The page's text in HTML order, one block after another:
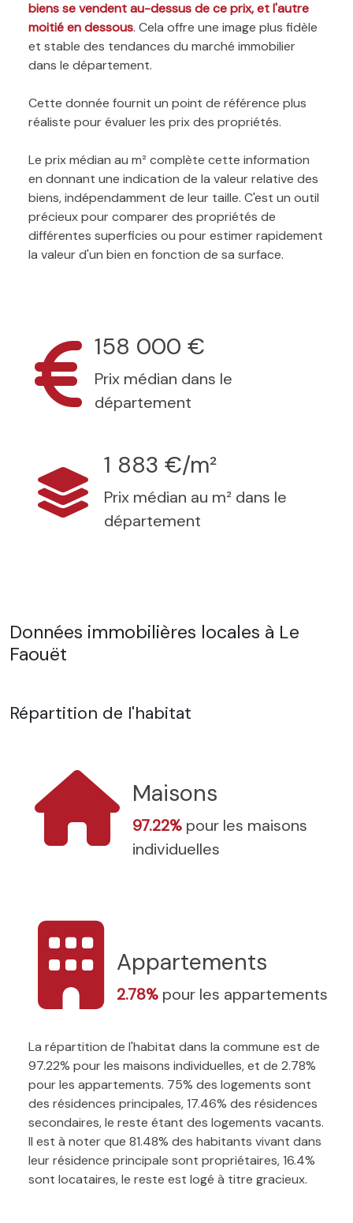
biens se vendent au-dessus de ce prix, et l'autre
moitié en dessous. Cela offre une image plus fidèle
et stable des tendances du marché immobilier
dans le département.
Cette donnée fournit un point de référence plus
réaliste pour évaluer les prix des propriétés.
Le prix médian au m² complète cette information
en donnant une indication de la valeur relative des
biens, indépendamment de leur taille. C'est un outil
précieux pour comparer des propriétés de
différentes superficies ou pour estimer rapidement
la valeur d'un bien en fonction de sa surface.
158 000 €
Prix médian dans le
département
1 883 €/m²
Prix médian au m² dans le
département
Données immobilières locales à Le
Faouët
Répartition de l'habitat
Maisons
97.22% pour les maisons
individuelles
Appartements
2.78% pour les appartements
La répartition de l'habitat dans la commune est de
97.22% pour les maisons individuelles, et de 2.78%
pour les appartements. 75% des logements sont
des résidences principales, 17.46% des résidences
secondaires, le reste étant des logements vacants.
Il est à noter que 81.48% des habitants vivant dans
leur résidence principale sont propriétaires, 16.4%
sont locataires, le reste est logé à titre gracieux.